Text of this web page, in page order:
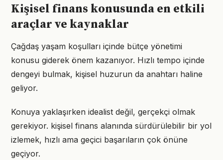
Kişisel finans konusunda en etkili
araçlar ve kaynaklar
Çağdaş yaşam koşulları içinde bütçe yönetimi
konusu giderek önem kazanıyor. Hızlı tempo içinde
dengeyi bulmak, kişisel huzurun da anahtarı haline
geliyor.
Konuya yaklaşırken idealist değil, gerçekçi olmak
gerekiyor. kişisel finans alanında sürdürülebilir bir yol
izlemek, hızlı ama geçici başarıların çok önüne
geçiyor.